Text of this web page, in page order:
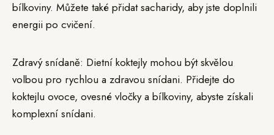
bílkoviny. Můžete také přidat sacharidy, aby jste doplnili
energii po cvičení.
Zdravý snídaně: Dietní koktejly mohou být skvělou
volbou pro rychlou a zdravou snídani. Přidejte do
koktejlu ovoce, ovesné vločky a bílkoviny, abyste získali
komplexní snídani.